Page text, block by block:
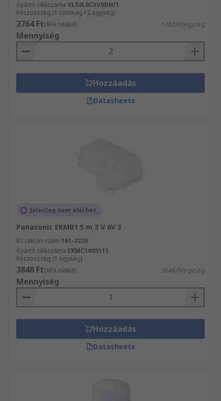
Gyártó cikkszáma VL53L0CXV0DH/1
Részösszeg (1 csomag / 2 egység)
2764 Ft(ÁFA nélkül) 1382 Ft/egység
Mennyiség
Hozzáadás
Datasheets
Jelenleg nem elérhet_
Panasonic EKMB1 5 m 3 V 6V 3
RS raktári szám 161-2220
Gyártó cikkszáma EKMC1605111
Részösszeg (1 egység)
3848 Ft(ÁFA nélkül) 3848 Ft/egység
Mennyiség
Hozzáadás
Datasheets